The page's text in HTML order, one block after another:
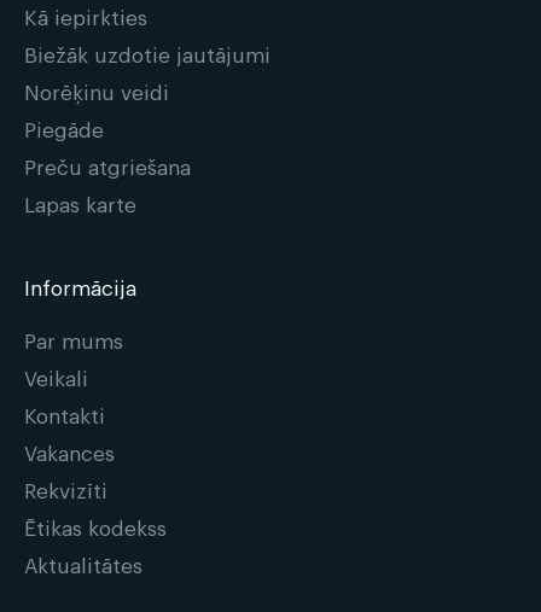
Kā iepirkties
Biežāk uzdotie jautājumi
Norēķinu veidi
Piegāde
Preču atgriešana
Lapas karte
Informācija
Par mums
Veikali
Kontakti
Vakances
Rekvizīti
Ētikas kodekss
Aktualitātes